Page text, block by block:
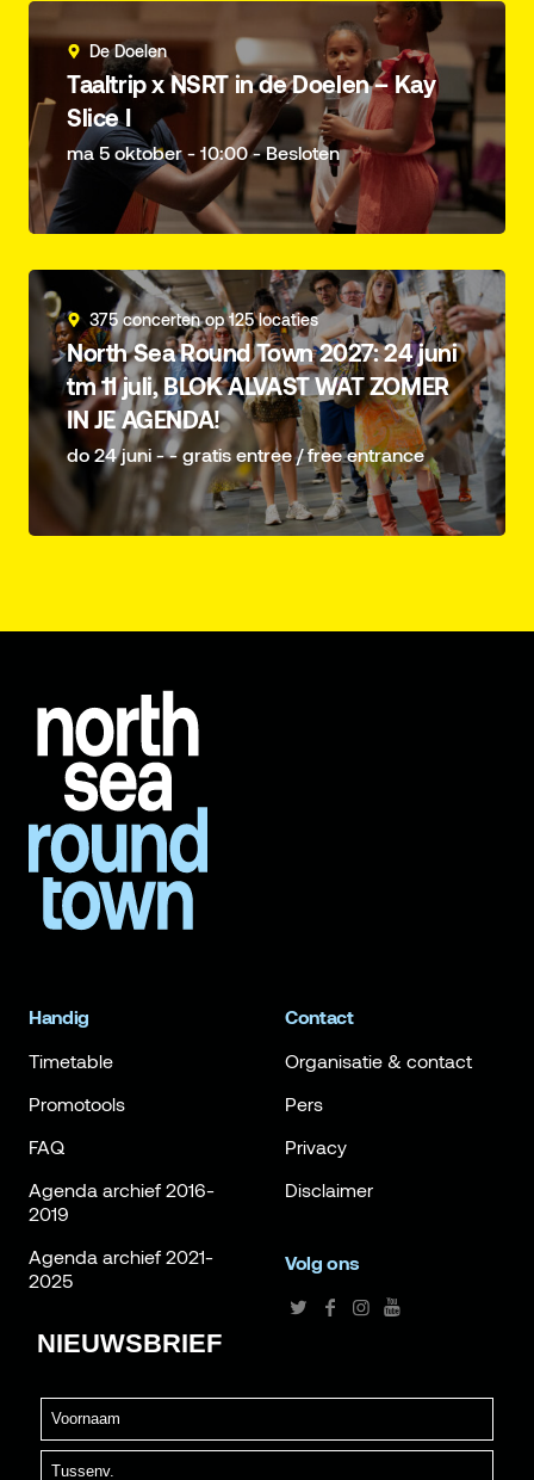
De Doelen
Taaltrip x NSRT in de Doelen – Kay
Slice I
ma 5 oktober - 10:00 - Besloten
375 concerten op 125 locaties
North Sea Round Town 2027: 24 juni
tm 11 juli, BLOK ALVAST WAT ZOMER
IN JE AGENDA!
do 24 juni - - gratis entree / free entrance
Handig
Timetable
Promotools
FAQ
Agenda archief 2016-
2019
Agenda archief 2021-
2025
Contact
Organisatie & contact
Pers
Privacy
Disclaimer
Volg ons